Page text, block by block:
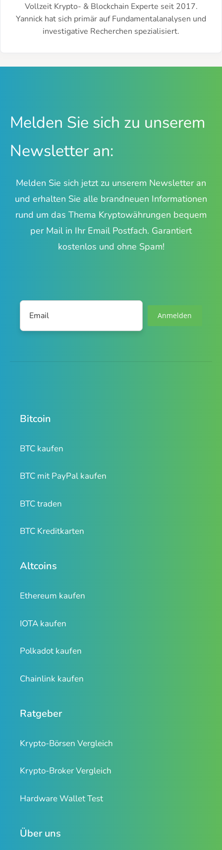
Vollzeit Krypto- & Blockchain Experte seit 2017.
Yannick hat sich primär auf Fundamentalanalysen und
investigative Recherchen spezialisiert.
Melden Sie sich zu unserem
Newsletter an:
Melden Sie sich jetzt zu unserem Newsletter an
und erhalten Sie alle brandneuen Informationen
rund um das Thema Kryptowährungen bequem
per Mail in Ihr Email Postfach. Garantiert
kostenlos und ohne Spam!
Anmelden
Bitcoin
BTC kaufen
BTC mit PayPal kaufen
BTC traden
BTC Kreditkarten
Altcoins
Ethereum kaufen
IOTA kaufen
Polkadot kaufen
Chainlink kaufen
Ratgeber
Krypto-Börsen Vergleich
Krypto-Broker Vergleich
Hardware Wallet Test
Über uns